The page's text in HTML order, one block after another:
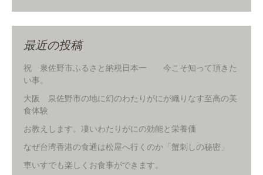
最近の投稿
祝 泉佐野市ふるさと納税日本一 今こそ知って頂きた
い事。
大阪 泉佐野市の地に幻のわたりがにが織りなす至高の美
食体験
お教えします。凄いわたりがにの効能と栄養価
なぜ台湾香港の食通は松屋へ行くのか「蟹刺しの秘密」
車いすでも楽しくお食事ができます。